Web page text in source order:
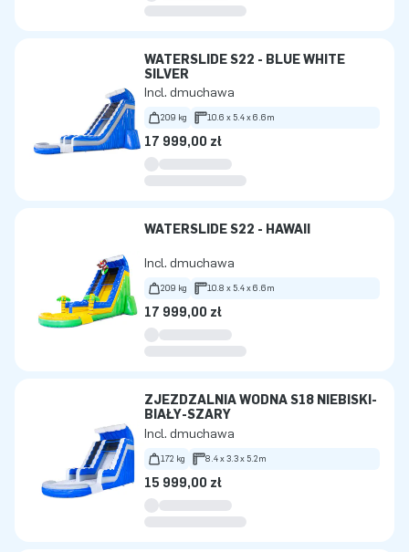
WATERSLIDE S22 - BLUE WHITE
SILVER
Incl. dmuchawa
209 kg 10.6 x 5.4 x 6.6m
17 999,00 zł
WATERSLIDE S22 - HAWAII
Incl. dmuchawa
209 kg 10.8 x 5.4 x 6.6m
17 999,00 zł
ZJEŻDŻALNIA WODNA S18 NIEBISKI-
BIAŁY-SZARY
Incl. dmuchawa
172 kg 8.4 x 3.3 x 5.2m
15 999,00 zł